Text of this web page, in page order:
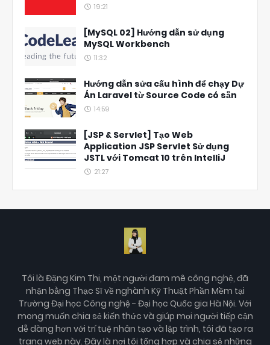
19:21
[MySQL 02] Hướng dẫn sử dụng
MySQL Workbench
11:32
Hướng dẫn sửa cấu hình để chạy Dự
Án Laravel từ Source Code có sẵn
14:59
[JSP & Servlet] Tạo Web
Application JSP Servlet Sử dụng
JSTL với Tomcat 10 trên IntelliJ
21:27
Tôi là Đặng Kim Thi, một người đam mê công nghệ, đã
nhận bằng Thạc Sĩ về nghành Kỹ Thuật Phần Mềm tại
Trường Đại học Công nghệ - Đại học Quốc gia Hà Nội. Với
mong muốn chia sẻ kiến thức và giúp mọi người tiếp cận
dễ dàng hơn với trí tuệ nhân tạo và lập trình, tôi đã tạo ra
trang web này. Đây là nơi tôi tổng hợp và chia sẻ những